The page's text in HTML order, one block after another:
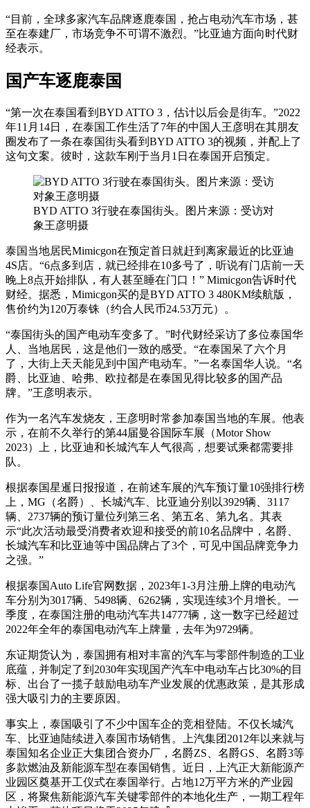
“目前，全球多家汽车品牌逐鹿泰国，抢占电动汽车市场，甚
至在泰建厂，市场竞争不可谓不激烈。”比亚迪方面向时代财
经表示。
国产车逐鹿泰国
“第一次在泰国看到BYD ATTO 3，估计以后会是街车。”2022
年11月14日，在泰国工作生活了7年的中国人王彦明在其朋友
圈发布了一条在泰国街头看到BYD ATTO 3的视频，并配上了
这句文案。彼时，这款车刚于当月1日在泰国开启预定。
BYD ATTO 3行驶在泰国街头。图片来源：受访对
象王彦明摄
泰国当地居民Mimicgon在预定首日就赶到离家最近的比亚迪
4S店。“6点多到店，就已经排在10多号了，听说有门店前一天
晚上8点开始排队，有人甚至睡在门口！” Mimicgon告诉时代
财经。据悉，Mimicgon买的是BYD ATTO 3 480KM续航版，
售价约为120万泰铢（约合人民币24.53万元）。
“泰国街头的国产电动车变多了。”时代财经采访了多位泰国华
人、当地居民，这是他们一致的感受。“在泰国呆了六个月
了，大街上天天能见到中国产电动车。”一名泰国华人说。“名
爵、比亚迪、哈弗、欧拉都是在泰国见得比较多的国产品
牌。”王彦明表示。
作为一名汽车发烧友，王彦明时常参加泰国当地的车展。他表
示，在前不久举行的第44届曼谷国际车展（Motor Show
2023）上，比亚迪和长城汽车人气很高，想要试乘都需要排
队。
根据泰国星暹日报报道，在前述车展的汽车预订量10强排行榜
上，MG（名爵）、长城汽车、比亚迪分别以3929辆、3117
辆、2737辆的预订量位列第三名、第五名、第九名。其表
示“此次活动最受消费者欢迎和接受的前10名品牌中，名爵、
长城汽车和比亚迪等中国品牌占了3个，可见中国品牌竞争力
之强。”
根据泰国Auto Life官网数据，2023年1-3月注册上牌的电动汽
车分别为3017辆、5498辆、6262辆，实现连续3个月增长。一
季度，在泰国注册的电动汽车共14777辆，这一数字已经超过
2022年全年的泰国电动汽车上牌量，去年为9729辆。
东证期货认为，泰国拥有相对丰富的汽车与零部件制造的工业
底蕴，并制定了到2030年实现国产汽车中电动车占比30%的目
标、出台了一揽子鼓励电动车产业发展的优惠政策，是其形成
强大吸引力的主要原因。
事实上，泰国吸引了不少中国车企的竞相登陆。不仅长城汽
车、比亚迪陆续进入泰国市场销售。上汽集团2012年以来就与
泰国知名企业正大集团合资办厂，名爵ZS、名爵GS、名爵3等
多款燃油及新能源车型在泰国销售。近日，上汽正大新能源产
业园区奠基开工仪式在泰国举行。占地12万平方米的产业园
区，将聚焦新能源汽车关键零部件的本地化生产，一期工程年